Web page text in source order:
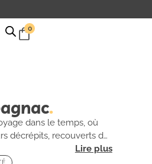
0
dans le temps, où
décrépits, recouverts de
Chaque couloir,
attirant les amateurs